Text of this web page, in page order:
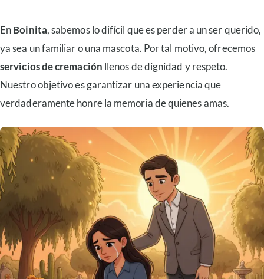
EnBoinita, sabemos lo difícil que es perder a un ser querido,
ya sea un familiar o una mascota. Por tal motivo, ofrecemos
servicios de cremación llenos de dignidad y respeto.
Nuestro objetivo es garantizar una experiencia que
verdaderamente honre la memoria de quienes amas.